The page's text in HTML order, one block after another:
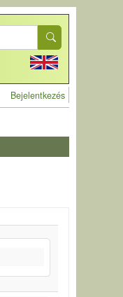
User account
Bejelentkezés